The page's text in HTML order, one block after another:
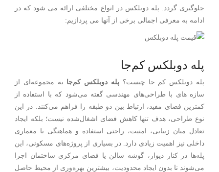
جلوگیری گردد. پله دوبلکس در انواع مختلفی ارائه می شود که در
ادامه به معرفی اجمالی برخی از آنها می پردازیم:
پله دوبلکس کم‌جا
پله دوبلکس کم‌ جا چیست؟ پله دوبلکس کم‌جا به مجموعه‌ای از
سازه های با طراحی‌های مهندسی گفته می‌شود که با استفاده از
کمترین فضای مفید، ارتباط بین دو طبقه را فراهم می‌کنند. در این
نوع طراحی، هدف تنها کاهش فضای اشغال‌شده نیست؛ بلکه ایجاد
تعادل میان زیبایی، امنیت، راحتی استفاده و هماهنگی با معماری
داخلی نیز اهمیت زیادی دارد. در بسیاری از پروژه‌های مسکونی، این
پله‌ها در کنار دیوار، گوشه سالن یا فضای مرکزی ساختمان اجرا
می‌شوند تا بدون ایجاد محدودیت، بیشترین بهره‌وری از محیط حاصل